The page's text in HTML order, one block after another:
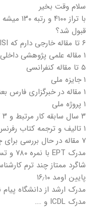
سلام وقت بخیر
با تراز
قبول شد؟
۶ تا مقاله خارجی دارم که ISI نیستن.
۱ مقاله علمی پژوهشی داخلی
۵ تا مقاله کنفرانسی
۱ جایزه ملی
۱ مقاله در خبرگزاری فارس بعنوان کارشناس اقتصادی
۱ پروژه ملی
۳ سال سابقه کار مرتبط و ۳ گواهینامه بین المللی
۱ تالیف و ترجمه کتاب رفرنس آزمون مالی
۷ مقاله در حال بررسی برای چاپ
مدرک EPT با نمره ۷۸۰ و تسلط کامل بر زبان
شاگرد ممتاز چند ترم
پایین اومد ۱۶٫۱۰
مدرک ارشد از دانشگاه پیام نور
مدرک ICDL و ….